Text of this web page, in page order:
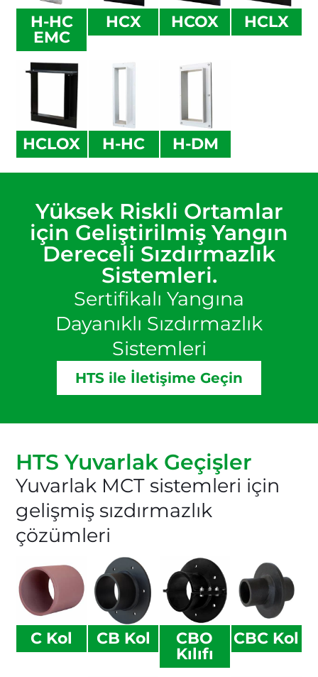
H-HC
EMC
HCX HCOX HCLX
HCLOX H-HC H-DM
Yüksek Riskli Ortamlar
için Geliştirilmiş Yangın
Dereceli Sızdırmazlık
Sistemleri.
Sertifikalı Yangına
Dayanıklı Sızdırmazlık
Sistemleri
HTS ile İletişime Geçin
HTS Yuvarlak Geçişler
Yuvarlak MCT sistemleri için
gelişmiş sızdırmazlık
çözümleri
C Kol CB Kol
CBO
Kılıfı
CBC Kol